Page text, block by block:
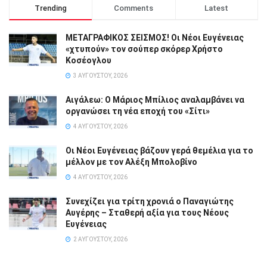
Trending Comments Latest
ΜΕΤΑΓΡΑΦΙΚΟΣ ΣΕΙΣΜΟΣ! Οι Νέοι Ευγένειας
«χτυπούν» τον σούπερ σκόρερ Χρήστο
Κοσέογλου
3 ΑΥΓΟΎΣΤΟΥ, 2026
Αιγάλεω: Ο Μάριος Μπίλιος αναλαμβάνει να
οργανώσει τη νέα εποχή του «Σίτι»
4 ΑΥΓΟΎΣΤΟΥ, 2026
Οι Νέοι Ευγένειας βάζουν γερά θεμέλια για το
μέλλον με τον Αλέξη Μπολοβίνο
4 ΑΥΓΟΎΣΤΟΥ, 2026
Συνεχίζει για τρίτη χρονιά ο Παναγιώτης
Αυγέρης – Σταθερή αξία για τους Νέους
Ευγένειας
2 ΑΥΓΟΎΣΤΟΥ, 2026